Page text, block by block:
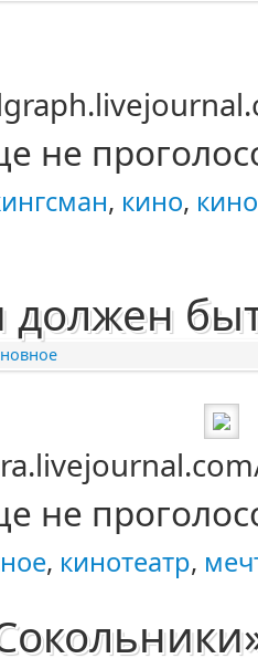
не
, кино,
должен
не
, кинотеатр,